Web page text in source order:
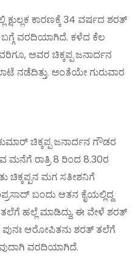
ಕ್ಷುಲ್ಲಕ ಕಾರಣಕ್ಕೆ 34 ವರ್ಷದ ಶರತ್
ವರದಿಯಾಗಿದೆ. ಕಳೆದ ಕೆಲ
ಅವರ ಚಿಕ್ಕಪ್ಪ ಜನಾರ್ದನ
ನಡೆದಿತ್ತು. ಅಂತೆಯೇ ಗುರುವಾರ
ಚಿಕ್ಕಪ್ಪ ಜನಾರ್ದನ ಗೌಡರ
ಮನೆಗೆ ರಾತ್ರಿ 8 ರಿಂದ 8.30ರ
ಚಿಕ್ಕಪ್ಪನ ಮಗ ಸತೀಶನಿಗೆ
ಬಂದು ಆತನ ಕೈಯಲ್ಲಿದ್ದ
ಹಲ್ಲೆ ಮಾಡಿದ್ದು, ಈ ವೇಳೆ ಶರತ್‌
ಪುನಃ ಆರೋಪಿತನು ಶರತ್ ತಲೆಗೆ
ವರದಿಯಾಗಿದೆ.